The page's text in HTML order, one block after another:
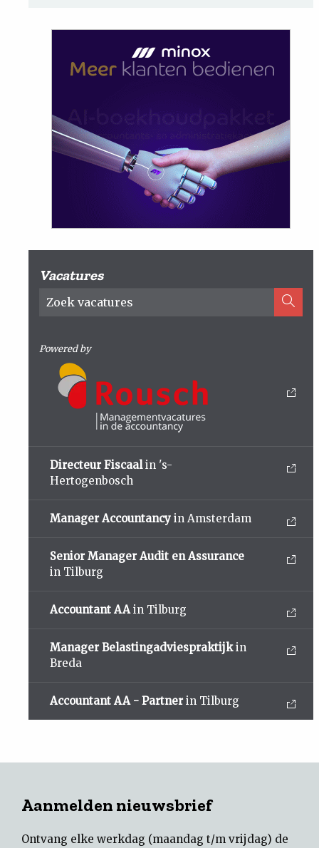
Vacatures
Powered by
Directeur Fiscaalin 's-
Hertogenbosch
Manager Accountancy in Amsterdam
Senior Manager Audit en Assurance
in Tilburg
Accountant AA in Tilburg
Manager Belastingadviespraktijkin
Breda
Accountant AA - Partner in Tilburg
Aanmelden nieuwsbrief
Ontvang elke werkdag (maandag t/m vrijdag) de